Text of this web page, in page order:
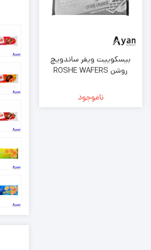
بیسکوییت ویفر ساندویچ
روشن ROSHE WAFERS
بسته 142 گرمی ( عمده فروشی
)
ناموجود